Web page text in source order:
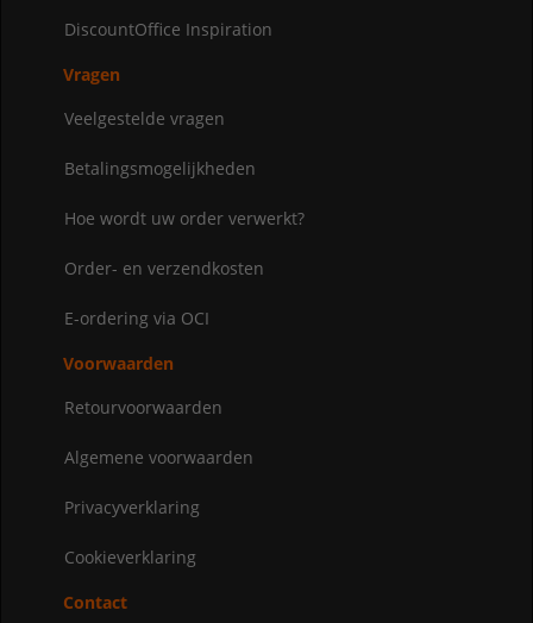
DiscountOffice Inspiration
Vragen
Veelgestelde vragen
Betalingsmogelijkheden
Hoe wordt uw order verwerkt?
Order- en verzendkosten
E-ordering via OCI
Voorwaarden
Retourvoorwaarden
Algemene voorwaarden
Privacyverklaring
Cookieverklaring
Contact